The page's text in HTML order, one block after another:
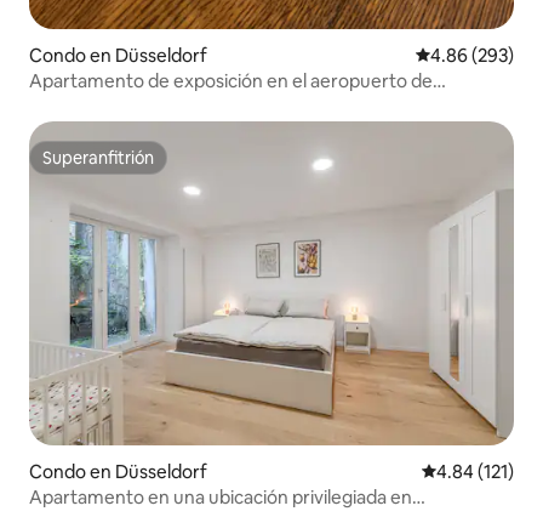
Condo en Düsseldorf Calificación
4.86 (293)
Apartamento de exposición en el aeropuerto de
Superanfitrión
Superanfitrión
Condo en Düsseldorf Calificación
4.84 (121)
Apartamento en una ubicación privilegiada en